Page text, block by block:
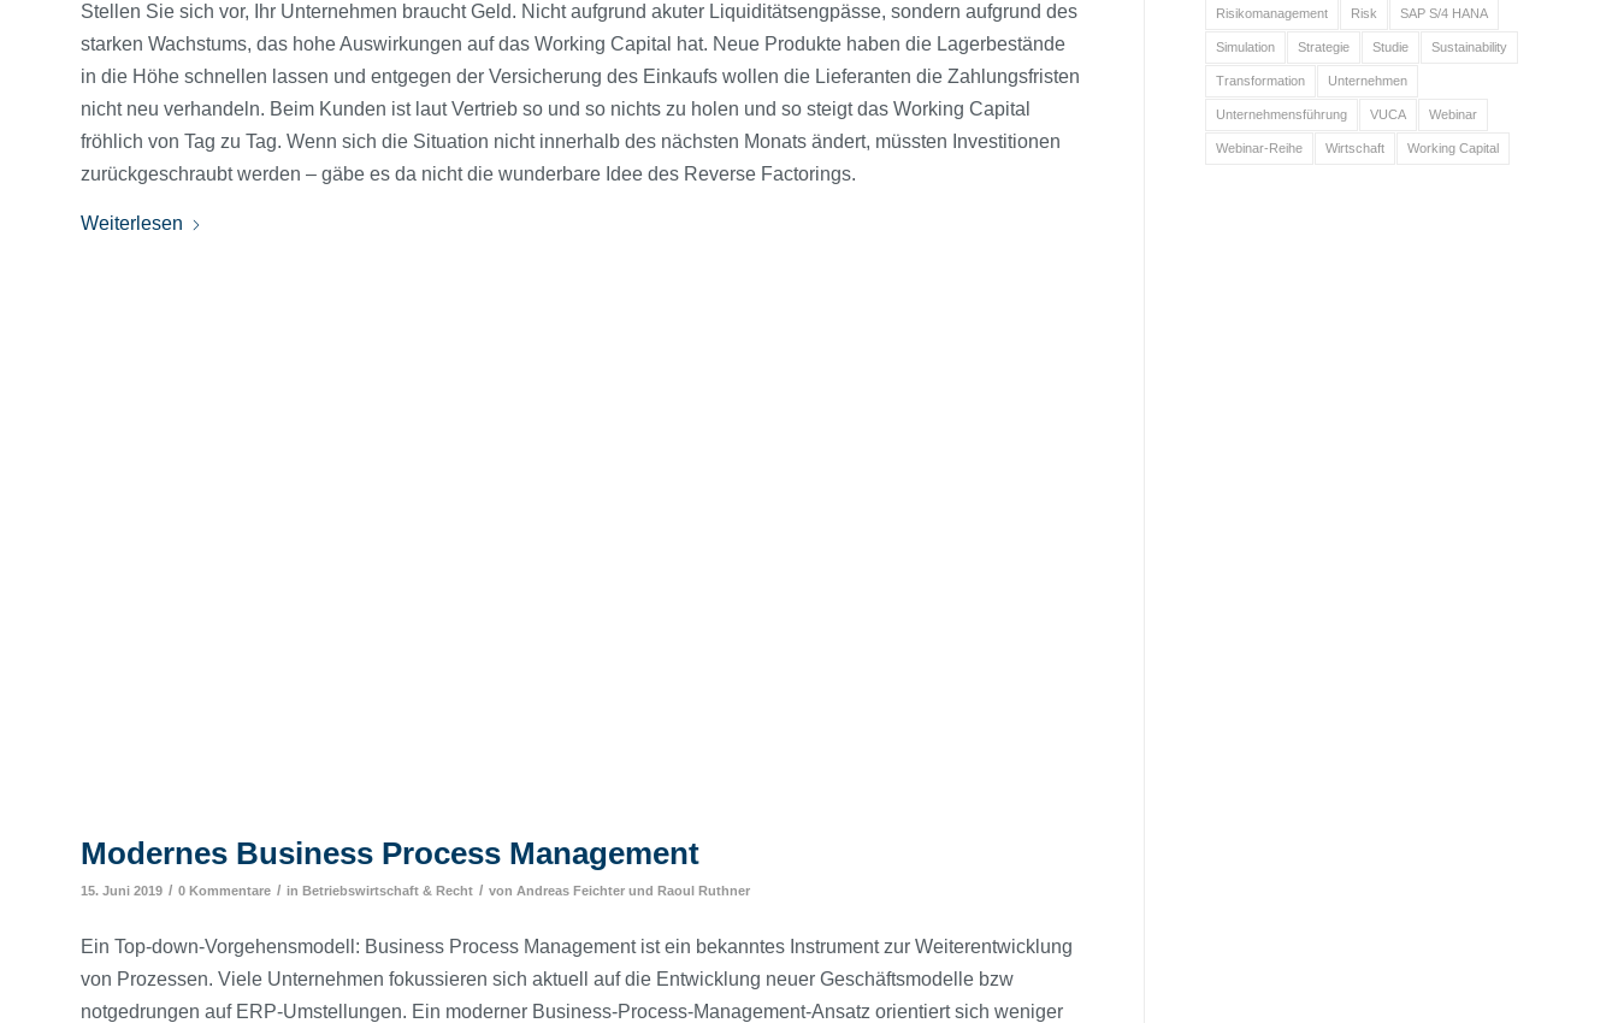
Stellen Sie sich vor, Ihr Unternehmen braucht Geld. Nicht aufgrund akuter Liquiditätsengpässe, sondern aufgrund des
starken Wachstums, das hohe Auswirkungen auf das Working Capital hat. Neue Produkte haben die Lagerbestände
in die Höhe schnellen lassen und entgegen der Versicherung des Einkaufs wollen die Lieferanten die Zahlungsfristen
nicht neu verhandeln. Beim Kunden ist laut Vertrieb so und so nichts zu holen und so steigt das Working Capital
fröhlich von Tag zu Tag. Wenn sich die Situation nicht innerhalb des nächsten Monats ändert, müssten Investitionen
zurückgeschraubt werden – gäbe es da nicht die wunderbare Idee des Reverse Factorings.
Weiterlesen
Modernes Business Process Management
15. Juni 2019 / 0 Kommentare / in Betriebswirtschaft & Recht / von Andreas Feichter und Raoul Ruthner
Ein Top-down-Vorgehensmodell: Business Process Management ist ein bekanntes Instrument zur Weiterentwicklung
von Prozessen. Viele Unternehmen fokussieren sich aktuell auf die Entwicklung neuer Geschäftsmodelle bzw
notgedrungen auf ERP-Umstellungen. Ein moderner Business-Process-Management-Ansatz orientiert sich weniger
Risikomanagement Risk SAP S/4 HANA
Simulation Strategie Studie Sustainability
Transformation Unternehmen
Unternehmensführung VUCA Webinar
Webinar-Reihe Wirtschaft Working Capital